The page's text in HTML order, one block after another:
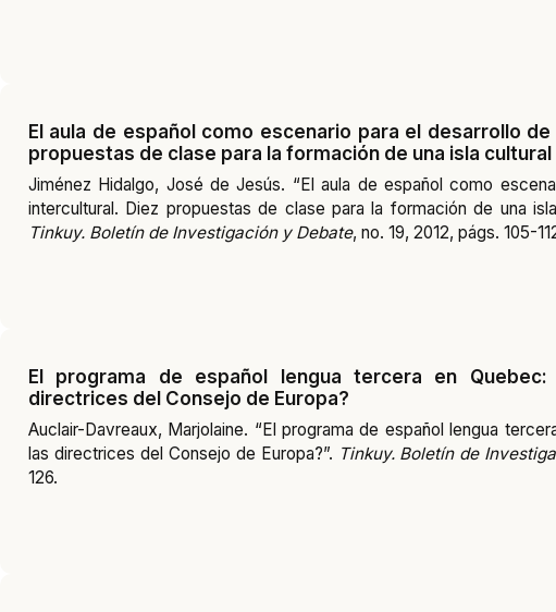
El aula de español como escenario para el desarrollo
propuestas de clase para la formación de una isla cultural
Jiménez Hidalgo, José de Jesús. “El aula de español como
intercultural. Diez propuestas de clase para la formación de una
Tinkuy. Boletín de Investigación y Debate, no. 19, 2012, págs. 105-
El programa de español lengua tercera en
directrices del Consejo de Europa?
Auclair-Davreaux, Marjolaine. “El programa de español lengua
las directrices del Consejo de Europa?”. Tinkuy. Boletín de
126.